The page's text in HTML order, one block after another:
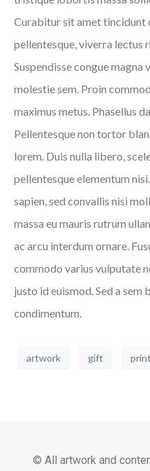
Curabitur sit amet tincidunt
pellentesque, viverra lectus
Suspendisse congue magna
molestie sem. Proin
maximus metus. Phasellus
Pellentesque non tortor
lorem. Duis nulla libero,
pellentesque elementum
sapien, sed convallis nisi
massa eu mauris rutrum
ac arcu interdum ornare.
commodo varius vulputate
justo id euismod. Sed a sem
condimentum.
artwork gift print
© All artwork and